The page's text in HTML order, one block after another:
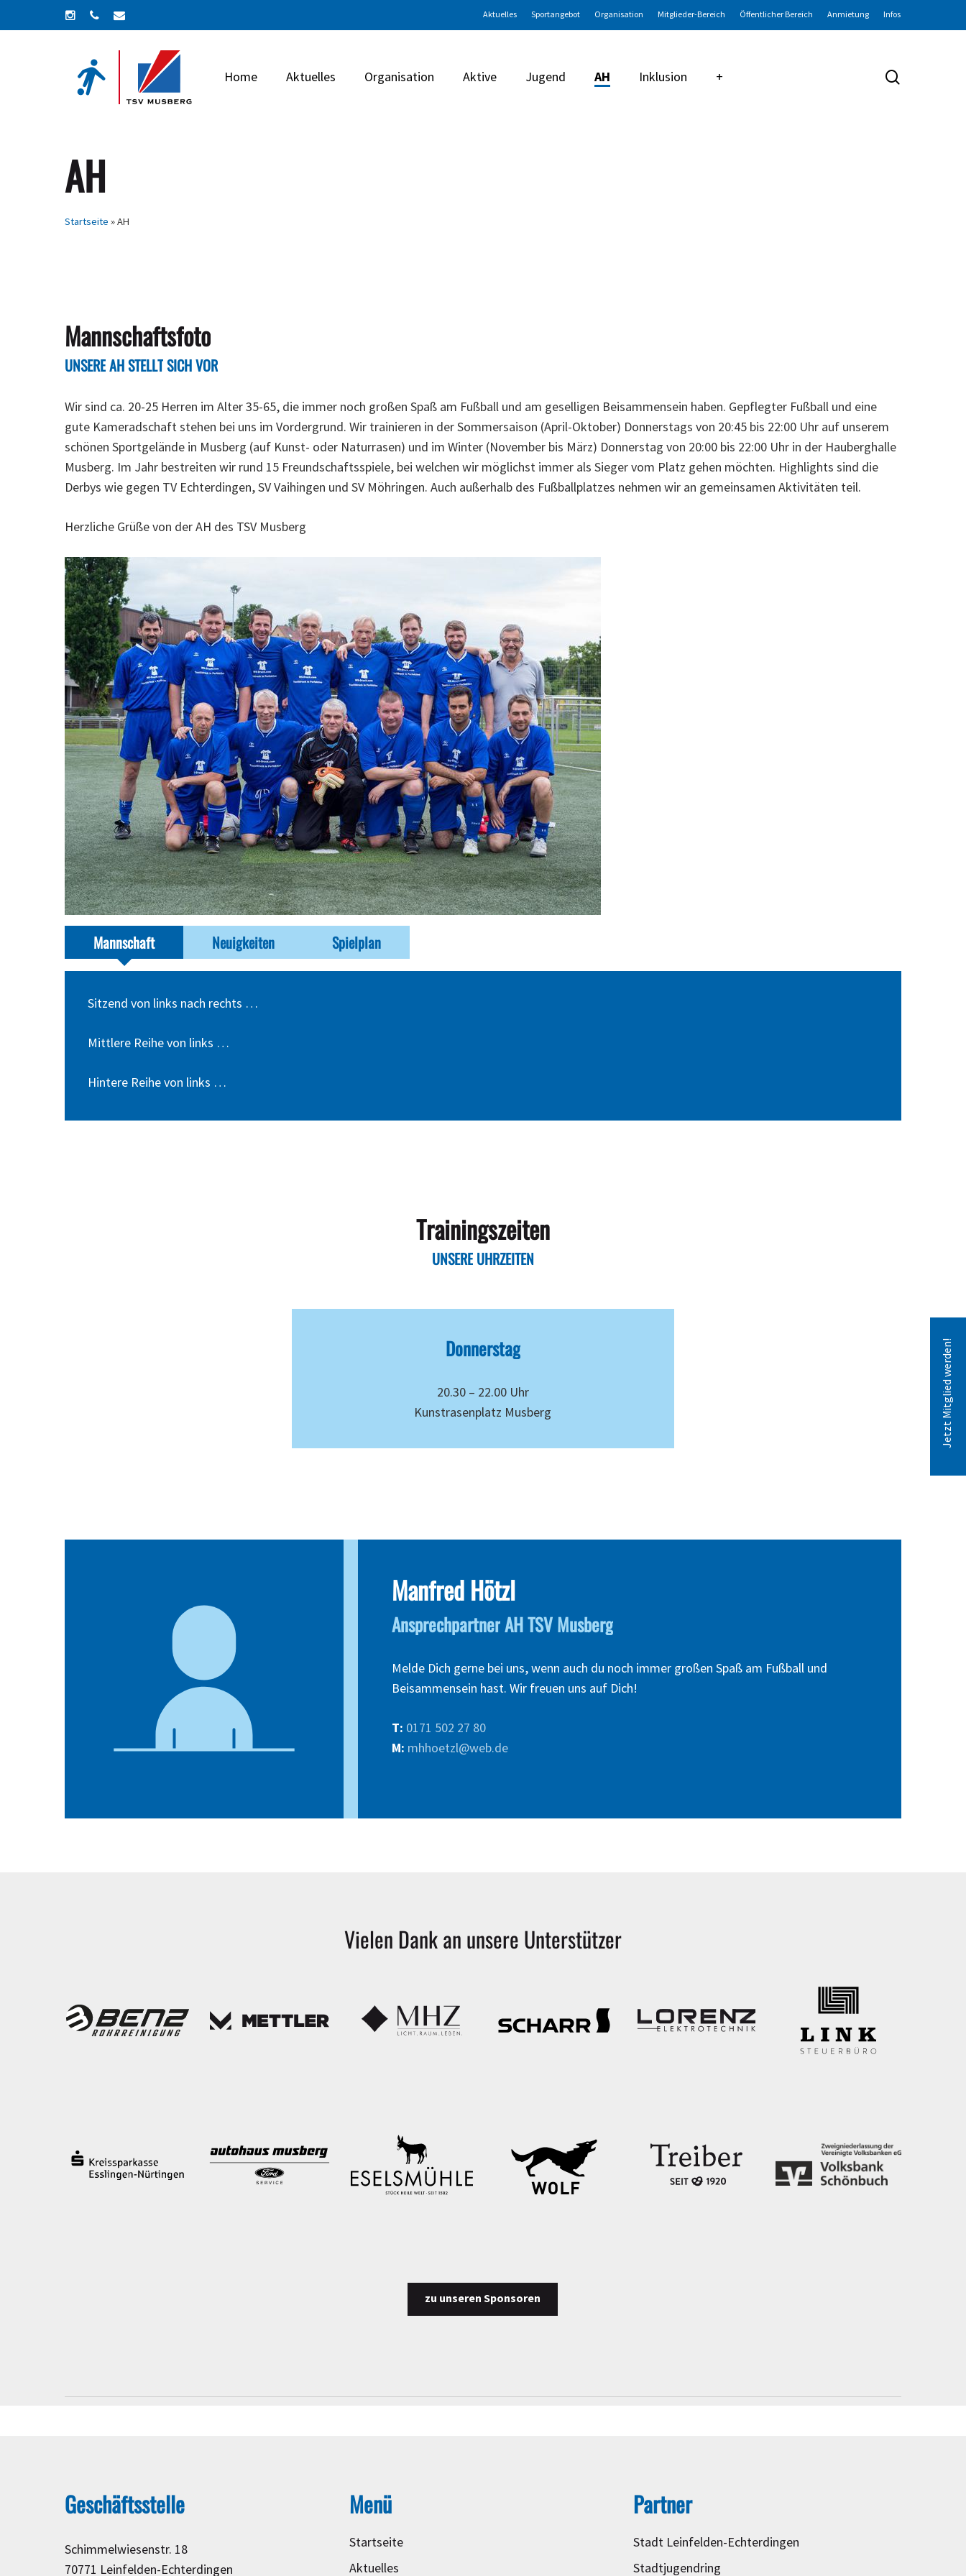
to
instagramphoneemail
Aktuelles Sportangebot Organisation Mitglieder-Bereich Öffentlicher Bereich Anmietung Infos
Drücke Enter zum Suchen oder ESC zum Schließen
Home Aktuelles Organisation Aktive Jugend AH Inklusion +
AH
Startseite »AH
Mannschaftsfoto
UNSEREAHSTELLTSICHVOR
Wir sind ca. 20-25 Herren im Alter 35-65, die immer noch großen Spaß am Fußball und am geselligen Beisammensein haben. Gepflegter Fußball und eine
gute Kameradschaft stehen bei uns im Vordergrund. Wir trainieren in der Sommersaison (April-Oktober) Donnerstags von 20:45 bis 22:00 Uhr auf unserem
schönen Sportgelände in Musberg (auf Kunst- oder Naturrasen) und im Winter (November bis März) Donnerstag von 20:00 bis 22:00 Uhr in der Hauberghalle
Musberg. Im Jahr bestreiten wir rund 15 Freundschaftsspiele, bei welchen wir möglichst immer als Sieger vom Platz gehen möchten. Highlights sind die
Derbys wie gegen TV Echterdingen, SV Vaihingen und SV Möhringen. Auch außerhalb des Fußballplatzes nehmen wir an gemeinsamen Aktivitäten teil.
Herzliche Grüße von der AH des TSV Musberg
Mannschaft Neuigkeiten Spielplan
Sitzend von links nach rechts …
Mittlere Reihe von links …
Hintere Reihe von links …
Trainingszeiten
UNSERE UHRZEITEN
Donnerstag
20.30 – 22.00 Uhr
Kunstrasenplatz Musberg
Manfred Hötzl
AnsprechpartnerAHTSV Musberg
Melde Dich gerne bei uns, wenn auch du noch immer großen Spaß am Fußball und
Beisammensein hast. Wir freuen uns auf Dich!
T: 0171 502 27 80
M: mhhoetzl@web.de
Vielen Dankan unsere Unterstützer
zu unseren Sponsoren
Jetzt Mitglied werden!
Geschäftsstelle
Schimmelwiesenstr. 18
70771 Leinfelden-Echterdingen
Menü
Startseite
Aktuelles
Partner
Stadt Leinfelden-Echterdingen
Stadtjugendring